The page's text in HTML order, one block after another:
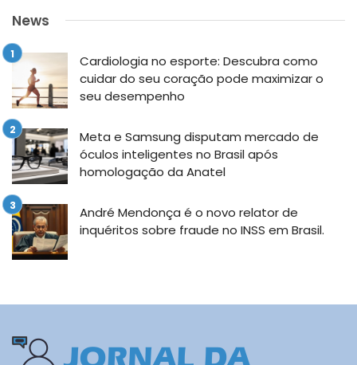
News
Cardiologia no esporte: Descubra como
cuidar do seu coração pode maximizar o
seu desempenho
Meta e Samsung disputam mercado de
óculos inteligentes no Brasil após
homologação da Anatel
André Mendonça é o novo relator de
inquéritos sobre fraude no INSS em Brasil.